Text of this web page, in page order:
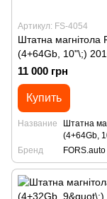
Артикул: FS-4054
Штатна
(4+64Gb, 10"\;)
11 000 грн
Купить
Название
Штатна
(4+64Gb,
Бренд
FORS.auto